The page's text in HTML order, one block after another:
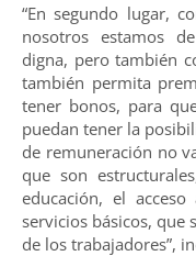
“En segundo lugar,
nosotros estamos
digna, pero también
también permita
tener bonos, para
puedan tener la
de remuneración no
que son
educación, el
servicios básicos, que
de los trabajadores”,